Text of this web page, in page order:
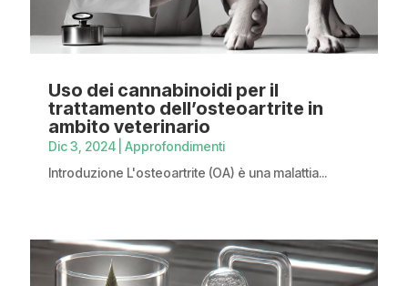
Uso dei cannabinoidi per il
trattamento dell’osteoartrite in
ambito veterinario
Dic 3, 2024| Approfondimenti
Introduzione L'osteoartrite (OA) è una malattia...